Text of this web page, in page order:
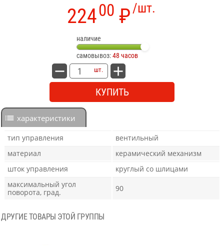
/шт.
22400 ₽
наличие
самовывоз:48 часов
шт.
КУПИТЬ
характеристики
тип управления
вентильный
материал
керамический механизм
шток управления
круглый со шлицами
максимальный угол
поворота, град.
90
ДРУГИЕ ТОВАРЫ ЭТОЙ ГРУППЫ